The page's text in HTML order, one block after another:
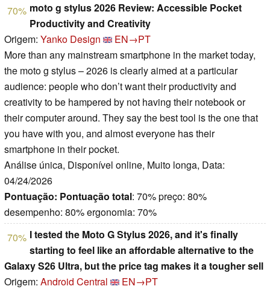
70% moto g stylus 2026 Review: Accessible Pocket
Productivity and Creativity
Origem: Yanko Design
EN→PT
More than any mainstream smartphone in the market today,
the moto g stylus – 2026 is clearly aimed at a particular
audience: people who don’t want their productivity and
creativity to be hampered by not having their notebook or
their computer around. They say the best tool is the one that
you have with you, and almost everyone has their
smartphone in their pocket.
Análise única, Disponível online, Muito longa, Data:
04/24/2026
Pontuação: Pontuação total: 70% preço: 80%
desempenho: 80% ergonomia: 70%
70% I tested the Moto G Stylus 2026, and it's finally
starting to feel like an affordable alternative to the
Galaxy S26 Ultra, but the price tag makes it a tougher sell
Origem: Android Central
EN→PT